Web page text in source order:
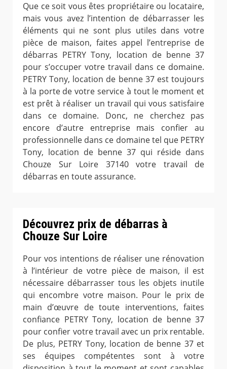
Que ce soit vous êtes propriétaire ou locataire,
mais vous avez l’intention de débarrasser les
éléments qui ne sont plus utiles dans votre
pièce de maison, faites appel l’entreprise de
débarras PETRY Tony, location de benne 37
pour s’occuper votre travail dans ce domaine.
PETRY Tony, location de benne 37 est toujours
à la porte de votre service à tout le moment et
est prêt à réaliser un travail qui vous satisfaire
dans ce domaine. Donc, ne cherchez pas
encore d’autre entreprise mais confier au
professionnelle dans ce domaine tel que PETRY
Tony, location de benne 37 qui réside dans
Chouze Sur Loire 37140 votre travail de
débarras en toute assurance.
Découvrez prix de débarras à
Chouze Sur Loire
Pour vos intentions de réaliser une rénovation
à l’intérieur de votre pièce de maison, il est
nécessaire débarrasser tous les objets inutile
qui encombre votre maison. Pour le prix de
main d’œuvre de toute interventions, faites
confiance PETRY Tony, location de benne 37
pour confier votre travail avec un prix rentable.
De plus, PETRY Tony, location de benne 37 et
ses équipes compétentes sont à votre